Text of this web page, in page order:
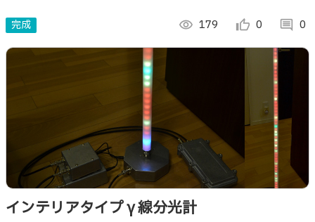
完成 visibility 179 thumb_up_alt 0 comment 0
インテリアタイプγ線分光計